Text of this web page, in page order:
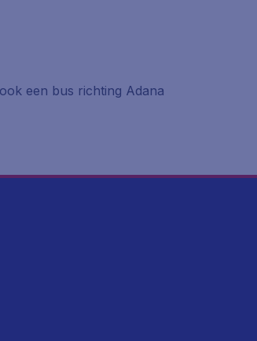
een bus richting Adana